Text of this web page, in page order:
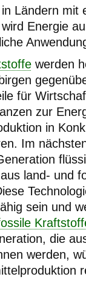
Ländern mit
Energie
werden
für
zur
in
Im
land- und
sein und
die
werden,